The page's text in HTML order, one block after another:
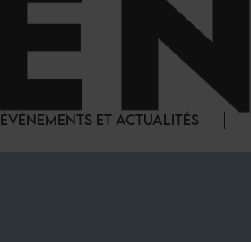
ÉVÉNEMENTS ET ACTUALITÉS